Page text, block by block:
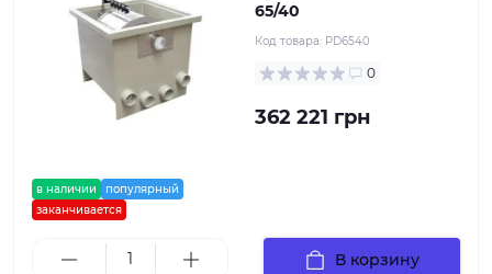
в наличии
популярный
заканчивается
65/40
Код товара: PD6540
0
362 221 грн
В корзину